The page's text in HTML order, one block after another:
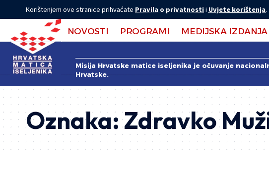
Korištenjem ove stranice prihvaćate Pravila o privatnostii Uvjete korištenja.
NOVOSTI PROGRAMI MEDIJSKA IZDANJA
Misija Hrvatske matice iseljenika je očuvanje
Hrvatske.
Oznaka:Zdravko